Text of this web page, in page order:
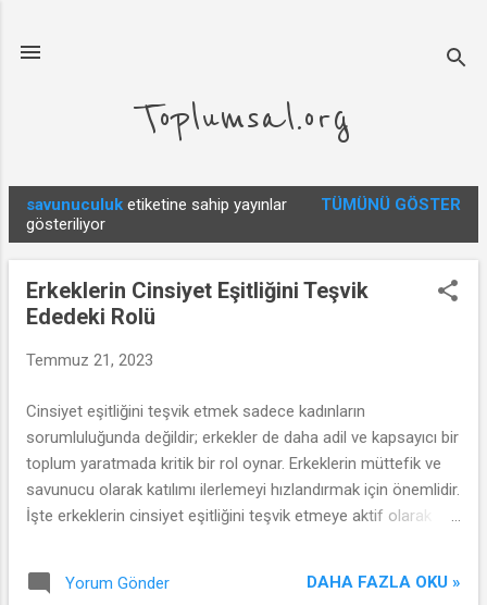
Toplumsal.org
a
savunuculuk etiketine sahip yayınlar
gösteriliyor
TÜMÜNÜ GÖSTER
Erkeklerin Cinsiyet Eşitliğini Teşvik
Ededeki Rolü
Temmuz 21, 2023
Cinsiyet eşitliğini teşvik etmek sadece kadınların
sorumluluğunda değildir; erkekler de daha adil ve kapsayıcı bir
toplum yaratmada kritik bir rol oynar. Erkeklerin müttefik ve
savunucu olarak katılımı ilerlemeyi hızlandırmak için önemlidir.
İşte erkeklerin cinsiyet eşitliğini teşvik etmeye aktif olarak
Yorum Gönder DAHA FAZLA OKU »